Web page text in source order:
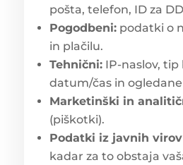
pošta, telefon, ID za
Pogodbeni:podatki o
in plačilu.
Tehnični:IP-naslov, tip
datum/čas in
Marketinški in
(piškotki).
Podatki iz javnih
kadar za to obstaja